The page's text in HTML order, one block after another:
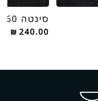
סינטה 60 יום
₪ 240.00